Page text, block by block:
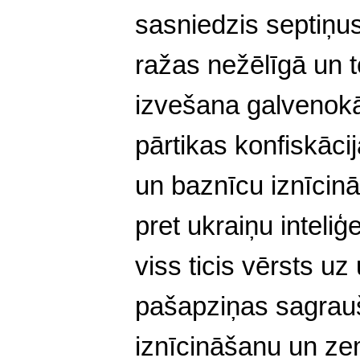
sasniedzis
ražas nežēlīgā un
izvešana
pārtikas
un baznīcu
pret ukraiņu
viss ticis vērsts uz
pašapziņas
iznīcināšanu un